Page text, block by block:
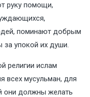
руку помощи,
поминают добрым
за упокой их души.
религии ислам
всех мусульман, для
они должны желать